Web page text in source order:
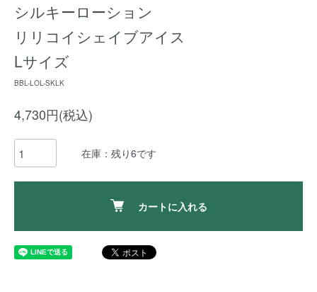
シルキーローション
リリコイシェイブアイス
Lサイズ
BBL-LOL-SKLK
4,730円(税込)
在庫：残り6です
カートに入れる